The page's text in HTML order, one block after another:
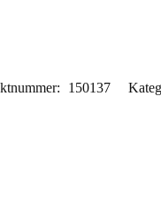
150137